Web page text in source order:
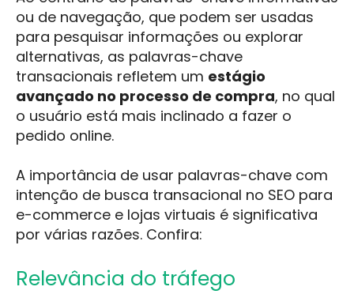
ou de navegação, que podem ser usadas
para pesquisar informações ou explorar
alternativas, as palavras-chave
transacionais refletem um estágio
avançado no processo de compra, no qual
o usuário está mais inclinado a fazer o
pedido online.
A importância de usar palavras-chave com
intenção de busca transacional no SEO para
e-commerce e lojas virtuais é significativa
por várias razões. Confira:
Relevância do tráfego